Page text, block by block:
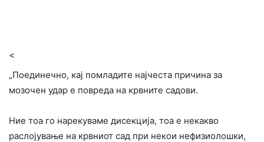
<
„Поединечно, кај помладите најчеста причина за
мозочен удар е повреда на крвните садови.
Ние тоа го нарекуваме дисекција, тоа е некакво
раслојување на крвниот сад при некои нефизиолошки,